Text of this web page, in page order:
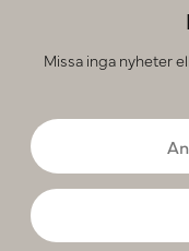
Missa inga nyheter